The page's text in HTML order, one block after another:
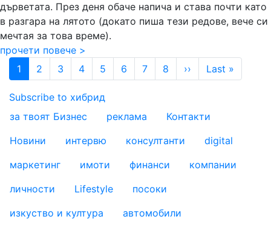
дърветата. През деня обаче напича и става почти като
в разгара на лятото (докато пиша тези редове, вече си
мечтая за това време).
прочети повече >
Pagination
1 2 3 4 5 6 7 8 ›› Next page
Last »
Subscribe to хибрид
за твоят Бизнес
реклама Контакти
footer_statii
Новини интервю консултанти
digital
маркетинг
имоти финанси
компании
личности
Lifestyle
посоки
изкуство и култура
автомобили